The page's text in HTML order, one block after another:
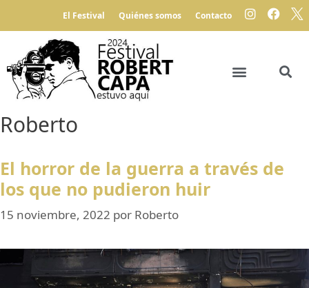
El Festival Quiénes somos Contacto
Roberto
El horror de la guerra a través de
los que no pudieron huir
15 noviembre, 2022 por Roberto